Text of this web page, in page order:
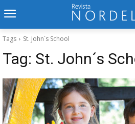
Tags St. John´s School
Tag: St. John´s